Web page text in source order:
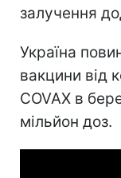
залучення
Україна
вакцини від
COVAX в
мільйон доз.